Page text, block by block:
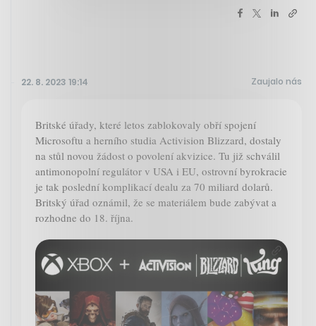
22. 8. 2023 19:14 Zaujalo nás
Britské úřady, které letos zablokovaly obří spojení
Microsoftu a herního studia Activision Blizzard, dostaly
na stůl novou žádost o povolení akvizice. Tu již schválil
antimonopolní regulátor v USA i EU, ostrovní byrokracie
je tak poslední komplikací dealu za 70 miliard dolarů.
Britský úřad oznámil, že se materiálem bude zabývat a
rozhodne do 18. října.